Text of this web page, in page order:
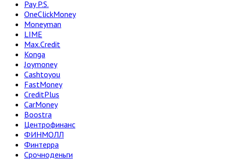
Pay P.S.
OneClickMoney
Moneyman
LIME
Max.Credit
Konga
Joymoney
Cashtoyou
FastMoney
CreditPlus
CarMoney
Boostra
Центрофинанс
ФИНМОЛЛ
Финтерра
Срочноденьги